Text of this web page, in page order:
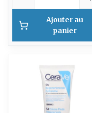
Ajouter au
panier